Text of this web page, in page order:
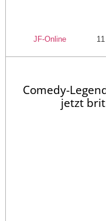
JF-Online 11
Comedy-
jetzt